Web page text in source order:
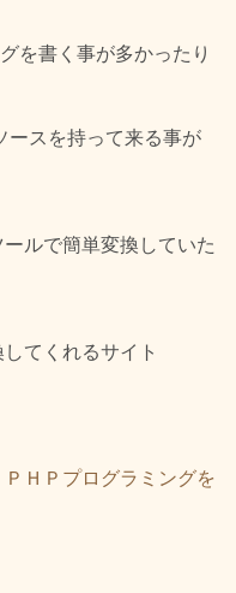
を書く事が多かったり
ースを持って来る事が
ルで簡単変換していた
てくれるサイト
ＨＰプログラミングを